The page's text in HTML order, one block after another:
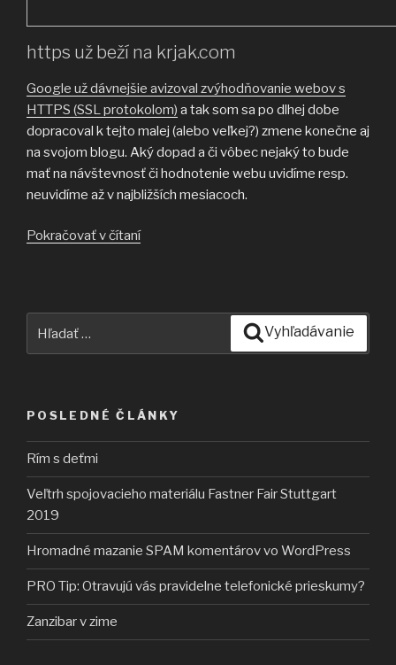
https už beží na krjak.com
Google už dávnejšie avizoval zvýhodňovanie webov s
HTTPS (SSL protokolom) a tak som sa po dlhej dobe
dopracoval k tejto malej (alebo veľkej?) zmene konečne aj
na svojom blogu. Aký dopad a či vôbec nejaký to bude
mať na návštevnosť či hodnotenie webu uvidíme resp.
neuvidíme až v najbližších mesiacoch.
Pokračovať v čítaní“Prechod
Vyhľadávanie
POSLEDNÉ ČLÁNKY
Rím s deťmi
Veľtrh spojovacieho materiálu Fastner Fair Stuttgart
2019
Hromadné mazanie SPAM komentárov vo WordPress
PRO Tip: Otravujú vás pravidelne telefonické prieskumy?
Zanzibar v zime